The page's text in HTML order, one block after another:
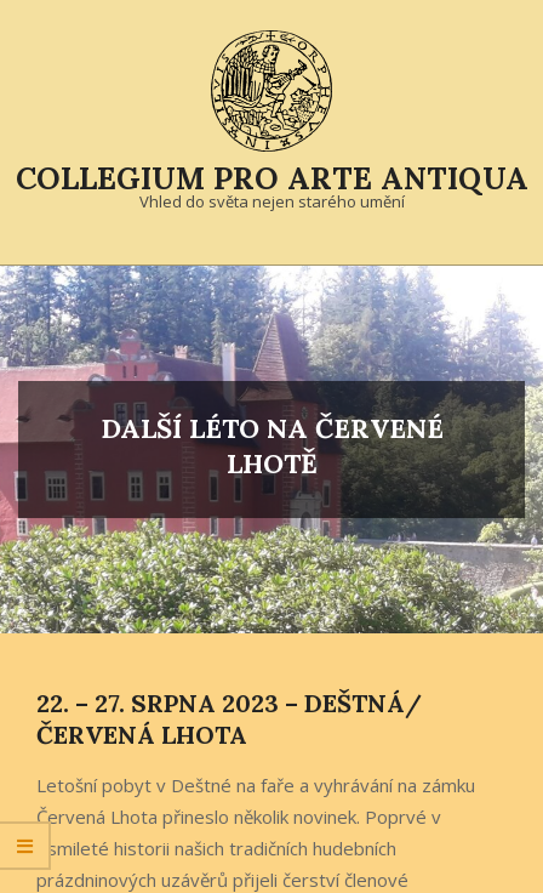
COLLEGIUM PRO ARTE ANTIQUA
Vhled do světa nejen starého umění
Primary
Navigation
Menu
DALŠÍ LÉTO NA ČERVENÉ
LHOTĚ
22. – 27. SRPNA 2023 – DEŠTNÁ/
ČERVENÁ LHOTA
Letošní pobyt v Deštné na faře a vyhrávání na zámku
Červená Lhota přineslo několik novinek. Poprvé v
osmileté historii našich tradičních hudebních
prázdninových uzávěrů přijeli čerství členové